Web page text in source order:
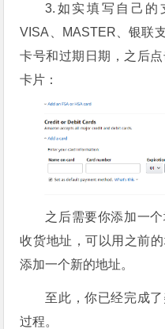
3.如实填写自己的
VISA、MASTER、银联
卡号和过期日期，之后
卡片：
之后需要你添加一
收货地址，可以用之前
添加一个新的地址。
至此，你已经完成
过程。